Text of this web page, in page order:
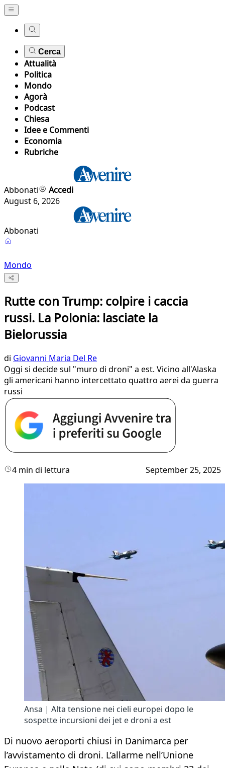
Cerca
Attualità
Politica
Mondo
Agorà
Podcast
Chiesa
Idee e Commenti
Economia
Rubriche
Abbonati
Accedi
August 6, 2026
Abbonati
Mondo
Rutte con Trump: colpire i caccia
russi. La Polonia: lasciate la
Bielorussia
di Giovanni Maria Del Re
Oggi si decide sul "muro di droni" a est. Vicino all'Alaska
gli americani hanno intercettato quattro aerei da guerra
russi
4 min di lettura September 25, 2025
Ansa | Alta tensione nei cieli europei dopo le
sospette incursioni dei jet e droni a est
Di nuovo aeroporti chiusi in Danimarca per
l’avvistamento di droni. L’allarme nell’Unione